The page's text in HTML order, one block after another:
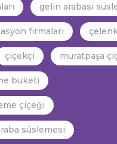
gelin arabası
firmaları
çiçekçi muratpaşa
buketi
çiçeği
süslemesi